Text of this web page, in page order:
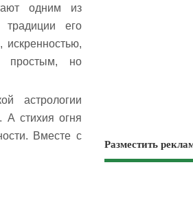
одним из
его
искренностью,
простым, но
астрологии
А стихия огня
Вместе с
Разместить